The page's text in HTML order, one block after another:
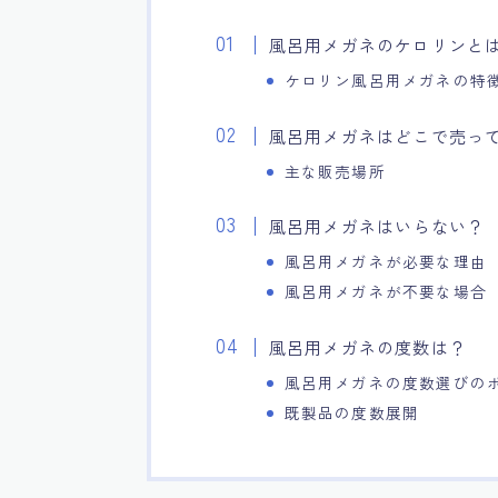
風呂用メガネのケロリンと
ケロリン風呂用メガネの特
風呂用メガネはどこで売っ
主な販売場所
風呂用メガネはいらない？
風呂用メガネが必要な理由
風呂用メガネが不要な場合
風呂用メガネの度数は？
風呂用メガネの度数選びの
既製品の度数展開